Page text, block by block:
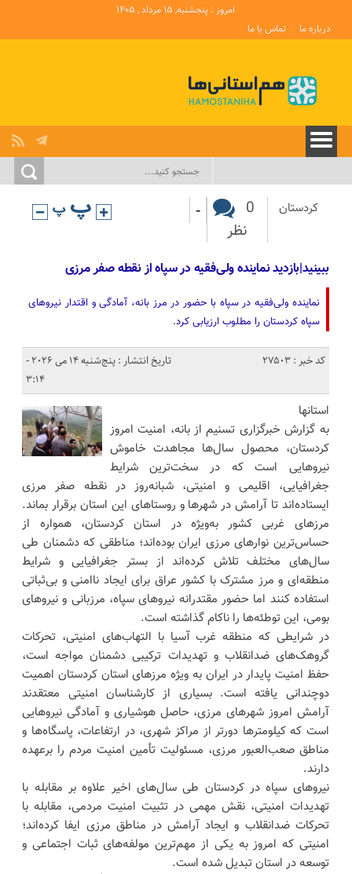
امروز : پنجشنبه, ۱۵ مرداد , ۱۴۰۵
درباره ما
تماس با ما
کردستان
0
نظر
-
ببینید|بازدید نماینده ولی‌فقیه در سپاه از نقطه صفر مرزی
نماینده ولی‌فقیه در سپاه با حضور در مرز بانه، آمادگی و اقتدار نیروهای
سپاه کردستان را مطلوب ارزیابی کرد.
کد خبر : 27503
تاریخ انتشار : پنج‌شنبه 14 می 2026 -
3:14
استانها
به گزارش خبرگزاری تسنیم از بانه، امنیت امروز
کردستان، محصول سال‌ها مجاهدت خاموش
نیروهایی است که در سخت‌ترین شرایط
جغرافیایی، اقلیمی و امنیتی، شبانه‌روز در نقطه صفر مرزی
ایستاده‌اند تا آرامش در شهرها و روستاهای این استان برقرار بماند.
مرزهای غربی کشور به‌ویژه در استان کردستان، همواره از
حساس‌ترین نوارهای مرزی ایران بوده‌اند؛ مناطقی که دشمنان طی
سال‌های مختلف تلاش کرده‌اند از بستر جغرافیایی و شرایط
منطقه‌ای و مرز مشترک با کشور عراق برای ایجاد ناامنی و بی‌ثباتی
استفاده کنند اما حضور مقتدرانه نیروهای سپاه، مرزبانی و نیروهای
بومی، این توطئه‌ها را ناکام گذاشته است.
در شرایطی که منطقه غرب آسیا با التهاب‌های امنیتی، تحرکات
گروهک‌های ضدانقلاب و تهدیدات ترکیبی دشمنان مواجه است،
حفظ امنیت پایدار در ایران به ویژه مرزهای استان کردستان اهمیت
دوچندانی یافته است. بسیاری از کارشناسان امنیتی معتقدند
آرامش امروز شهرهای مرزی، حاصل هوشیاری و آمادگی نیروهایی
است که کیلومترها دورتر از مراکز شهری، در ارتفاعات، پاسگاه‌ها و
مناطق صعب‌العبور مرزی، مسئولیت تأمین امنیت مردم را برعهده
دارند.
نیروهای سپاه در کردستان طی سال‌های اخیر علاوه بر مقابله با
تهدیدات امنیتی، نقش مهمی در تثبیت امنیت مردمی، مقابله با
تحرکات ضدانقلاب و ایجاد آرامش در مناطق مرزی ایفا کرده‌اند؛
امنیتی که امروز به یکی از مهم‌ترین مولفه‌های ثبات اجتماعی و
توسعه در استان تبدیل شده است.